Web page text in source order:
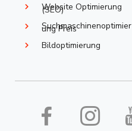
Website Optimierung
(SEO)
Suchmaschinenoptimier
ung Preis
Bildoptimierung